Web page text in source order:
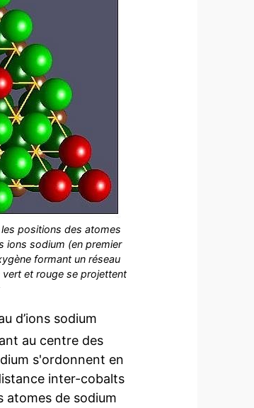
positions des atomes
ions sodium (en premier
formant un réseau
vert et rouge se projettent
d’ions sodium
au centre des
s'ordonnent en
inter-cobalts
atomes de sodium